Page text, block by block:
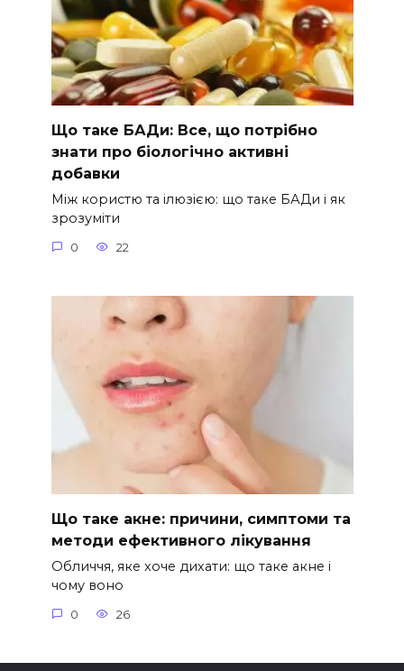
Що таке БАДи: Все, що потрібно
знати про біологічно активні
добавки
Між користю та ілюзією: що таке БАДи і як
зрозуміти
0 22
Що таке акне: причини, симптоми та
методи ефективного лікування
Обличчя, яке хоче дихати: що таке акне і
чому воно
0 26